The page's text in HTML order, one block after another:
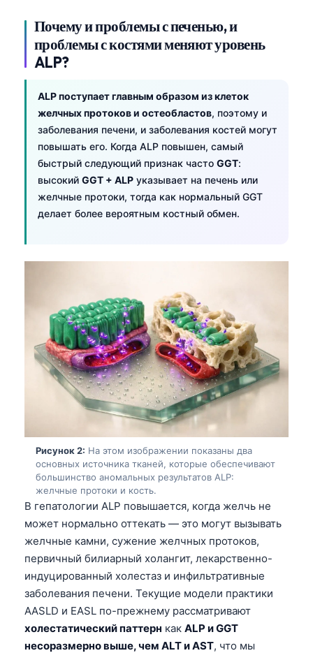
Почему и проблемы с печенью, и
проблемы с костями меняют уровень
ALP?
ALP поступает главным образом из клеток
желчных протоков и остеобластов, поэтому и
заболевания печени, и заболевания костей могут
повышать его. Когда ALP повышен, самый
быстрый следующий признак часто GGT:
высокий GGT + ALP указывает на печень или
желчные протоки, тогда как нормальный GGT
делает более вероятным костный обмен.
Рисунок 2: На этом изображении показаны два
основных источника тканей, которые обеспечивают
большинство аномальных результатов ALP:
желчные протоки и кость.
В гепатологии ALP повышается, когда желчь не
может нормально оттекать — это могут вызывать
желчные камни, сужение желчных протоков,
первичный билиарный холангит, лекарственно-
индуцированный холестаз и инфильтративные
заболевания печени. Текущие модели практики
AASLD и EASL по-прежнему рассматривают
холестатический паттерн как ALP и GGT
несоразмерно выше, чем ALT и AST, что мы